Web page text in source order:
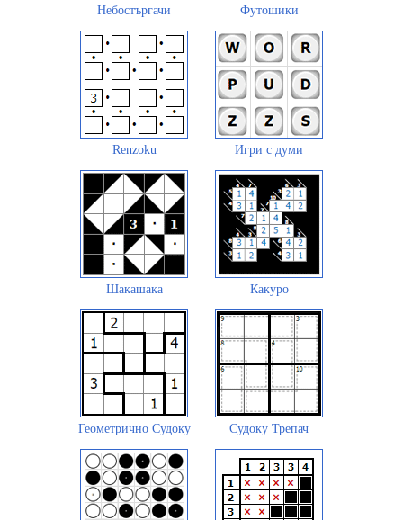
Небостъргачи Футошики
Renzoku Игри с думи
Шакашака Какуро
Геометрично Судоку Судоку Трепач